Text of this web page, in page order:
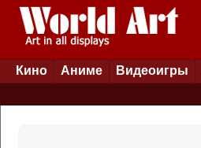
Кино Аниме Видеоигры